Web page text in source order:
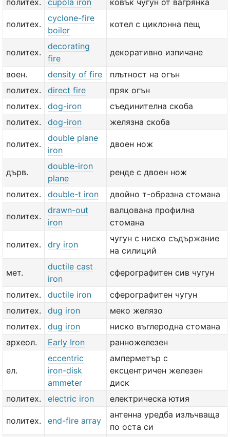
политех.
cupola iron ковък чугун от вагрянка
политех.
cyclone-fire
boiler
котел с циклонна пещ
политех.
decorating
fire
декоративно изпичане
воен. density of fire
плътност на огън
политех.
direct fire
пряк огън
политех.
dog-iron
съединителна скоба
политех.
dog-iron желязна скоба
политех.
double plane
iron
двоен нож
дърв.
double-iron
plane
ренде с двоен нож
политех. double-t iron двойно т-образна стомана
политех.
drawn-out
iron
валцована профилна
стомана
политех. dry iron
чугун с ниско съдържание
на силиций
мет.
ductile cast
iron
сферографитен сив чугун
политех. ductile iron
сферографитен чугун
политех.
dug iron
меко желязо
политех.
dug iron
ниско въглеродна стомана
археол.
Early Iron ранножелезен
ел.
eccentric
iron-disk
ammeter
амперметър с
ексцентричен железен
диск
политех.
electric iron електрическа ютия
политех. end-fire array
антенна уредба излъчваща
по оста си